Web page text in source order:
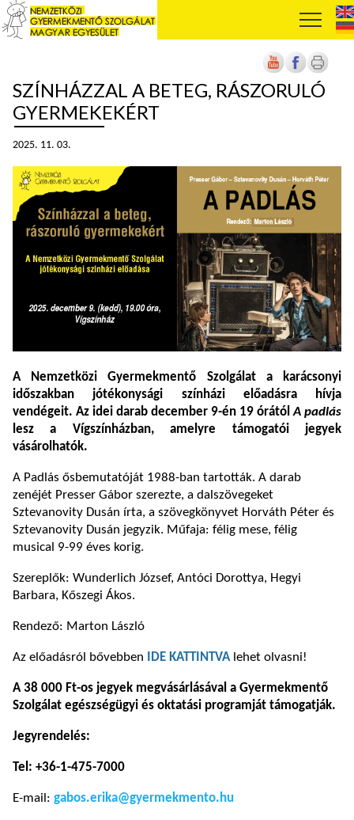
SZÍNHÁZZAL A BETEG, RÁSZORULÓ
GYERMEKEKÉRT
2025. 11. 03.
A Nemzetközi Gyermekmentő Szolgálat a karácsonyi
időszakban jótékonysági színházi előadásra hívja
vendégeit. Az idei darab december 9-én 19 órátólA padlás
lesz a Vígszínházban, amelyre támogatói jegyek
vásárolhatók.
A Padlás ősbemutatóját 1988-ban tartották. A darab
zenéjét Presser Gábor szerezte, a dalszövegeket
Sztevanovity Dusán írta, a szövegkönyvet Horváth Péter és
Sztevanovity Dusán jegyzik. Műfaja: félig mese, félig
musical 9-99 éves korig.
Szereplők: Wunderlich József, Antóci Dorottya, Hegyi
Barbara, Kőszegi Ákos.
Rendező: Marton László
Az előadásról bővebben IDE KATTINTVAlehet olvasni!
A 38 000 Ft-os jegyek megvásárlásával a Gyermekmentő
Szolgálat egészségügyi és oktatási programját támogatják.
Jegyrendelés:
Tel: +36-1-475-7000
E-mail: gabos.erika@gyermekmento.hu